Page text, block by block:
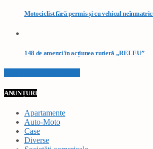
Motociclist fără permis și cu vehicul
148 de amenzi în acțiunea rutieră „RELEU”
ANUNȚURI
Apartamente
Auto-Moto
Case
Diverse